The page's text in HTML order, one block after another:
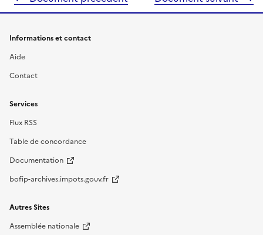
Informations et contact
Aide
Contact
Services
Flux RSS
Table de concordance
Documentation
bofip-archives.impots.gouv.fr
Autres Sites
Assemblée nationale